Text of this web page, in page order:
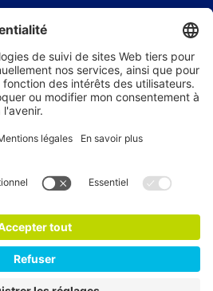
à la Newsletter